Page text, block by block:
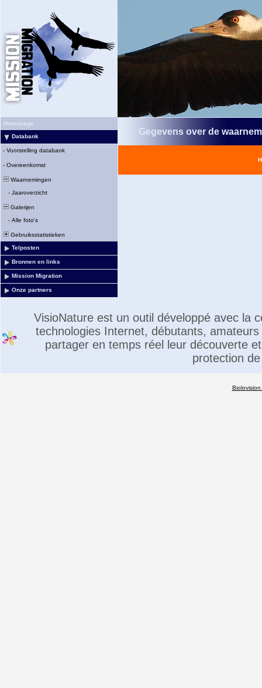
Homepage
Databank
- Voorstelling databank
- Overeenkomst
Waarnemingen
- Jaaroverzicht
Galerijen
- Alle foto's
Gebruiksstatistieken
Telposten
Bronnen en links
Mission Migration
Onze partners
Gegevens over de
VisioNature est un outil développé avec la
technologies Internet, débutants,
partager en temps réel leur découverte
protection
Biolovision